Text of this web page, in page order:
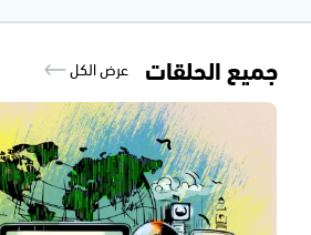
جميع الحلقات عرض الكل